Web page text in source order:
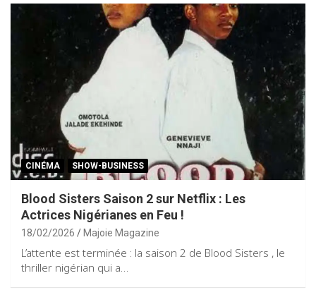
CINÉMA SHOW-BUSINESS
Blood Sisters Saison 2 sur Netflix : Les
Actrices Nigérianes en Feu !
18/02/2026 Majoie Magazine
L’attente est terminée : la saison 2 de Blood Sisters , le
thriller nigérian qui a…